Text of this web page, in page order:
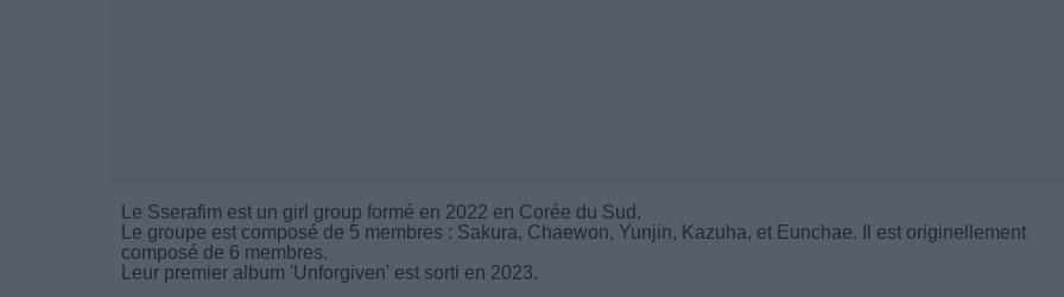
Le Sserafim est un girl group formé en 2022 en Corée du Sud.
Le groupe est composé de 5 membres : Sakura, Chaewon, Yunjin, Kazuha, et Eunchae. Il est originellement
composé de 6 membres.
Leur premier album 'Unforgiven' est sorti en 2023.